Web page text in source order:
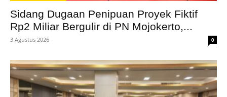
Sidang Dugaan Penipuan Proyek Fiktif
Rp2 Miliar Bergulir di PN Mojokerto,...
3 Agustus 2026 0